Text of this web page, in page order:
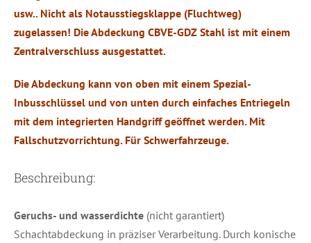
usw.. Nicht als Notausstiegsklappe (Fluchtweg)
zugelassen! Die Abdeckung CBVE-GDZ Stahl ist mit einem
Zentralverschluss ausgestattet.
Die Abdeckung kann von oben mit einem Spezial-
Inbusschlüssel und von unten durch einfaches Entriegeln
mit dem integrierten Handgriff geöffnet werden. Mit
Fallschutzvorrichtung. Für Schwerfahrzeuge.
Beschreibung:
Geruchs- und wasserdichte (nicht garantiert)
Schachtabdeckung in präziser Verarbeitung. Durch konische